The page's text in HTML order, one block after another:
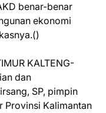
benar-benar
ekonomi
KALTENG-
dan
SP, pimpin
Provinsi Kalimantan